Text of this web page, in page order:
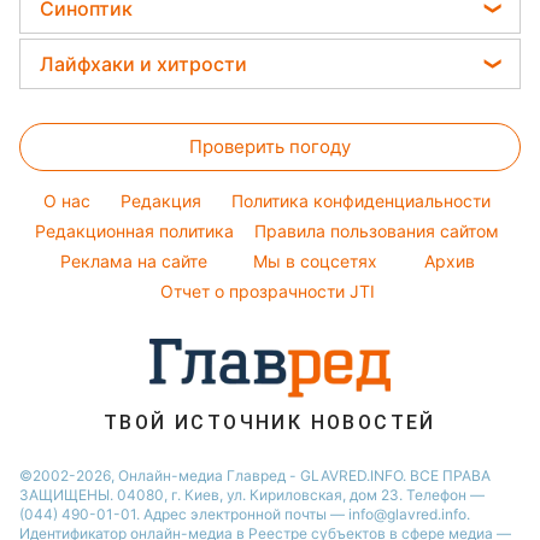
Виталий Козловский
София Ротару
Ольга Сумская
Филипп Киркоров
Новости Одессы
Новости Харькова
Новости Ровно
Красивый маникюр
Модные ошибки
Новости моды
Простые блюда
Легкие десерты
Праздничное меню
Тесты по картинке
Оптические иллюзии
Народные приметы
Все о шоу-бизнесе
Синоптик
Прогноз погоды
Магнитные бури
Погода на сегодня
Погода на завтра
Пылевая буря
Лайфхаки и хитрости
Уборка
Комнатные растения
Авто
Проверить погоду
O нас Редакция
Политика конфиденциальности
Редакционная политика
Правила пользования сайтом
Реклама на сайте
Мы в соцсетях
Архив
Отчет о прозрачности JTI
ТВОЙ ИСТОЧНИК НОВОСТЕЙ
©2002-2026, Онлайн-медиа Главред - GLAVRED.INFO. ВСЕ ПРАВА
ЗАЩИЩЕНЫ. 04080, г. Киев, ул. Кириловская, дом 23. Телефон —
(044) 490-01-01. Адрес электронной почты — info@glavred.info.
Идентификатор онлайн-медиа в Реестре cубъектов в сфере медиа —